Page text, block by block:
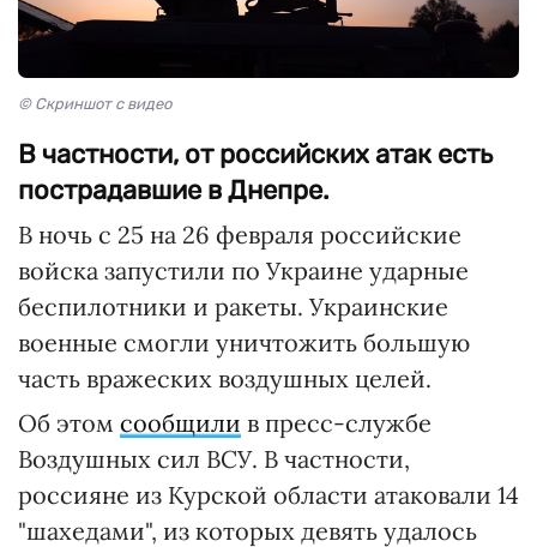
© Скриншот с видео
В частности, от российских атак есть
пострадавшие в Днепре.
В ночь с 25 на 26 февраля российские
войска запустили по Украине ударные
беспилотники и ракеты. Украинские
военные смогли уничтожить большую
часть вражеских воздушных целей.
Об этом сообщили в пресс-службе
Воздушных сил ВСУ. В частности,
россияне из Курской области атаковали 14
"шахедами", из которых девять удалось